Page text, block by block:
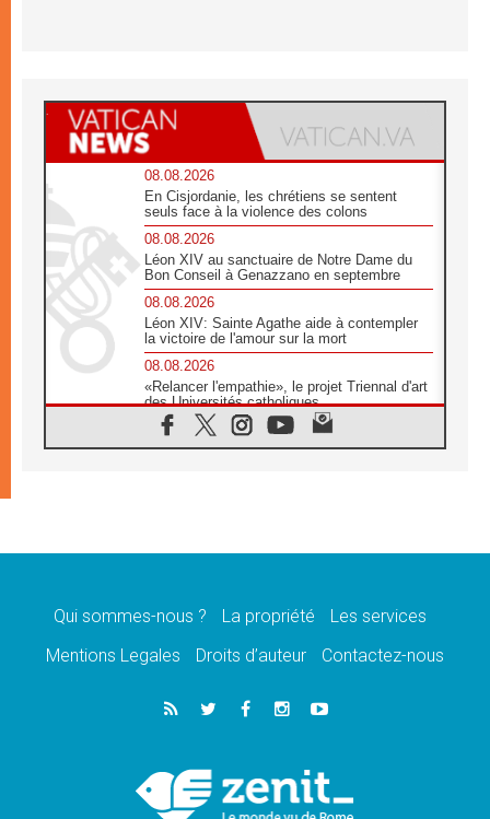
08.08.2026
En Cisjordanie, les chrétiens se sentent
seuls face à la violence des colons
08.08.2026
Léon XIV au sanctuaire de Notre Dame du
Bon Conseil à Genazzano en septembre
08.08.2026
Léon XIV: Sainte Agathe aide à contempler
la victoire de l'amour sur la mort
08.08.2026
«Relancer l'empathie», le projet Triennal d'art
des Universités catholiques
08.08.2026
Signis 2026, donner la parole aux religieuses
07.08.2026
07.08.2026
de l'Assomption et mémoire nationale
«La paix commence par l'empathie» estime
le cardinal Parolin
En Colombie, «la paix ne s'achète pas avec
une signature»
Qui sommes-nous ? La propriété
Les services
Mentions Legales
Droits d’auteur Contactez-nous